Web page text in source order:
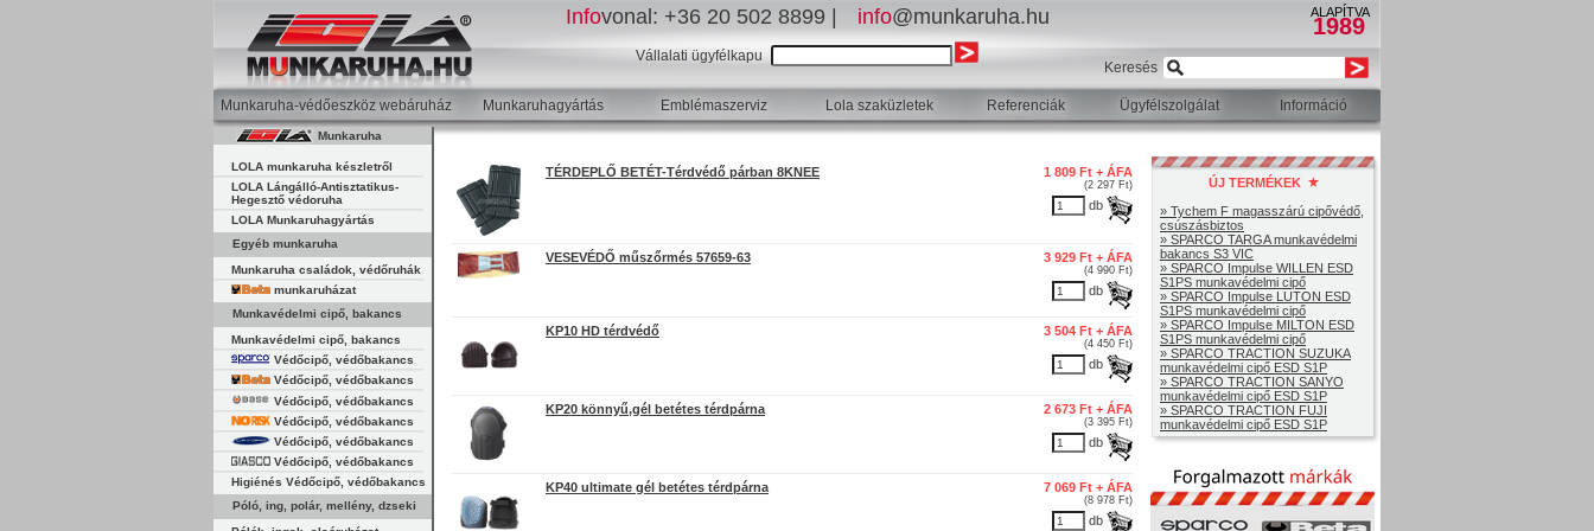
Infovonal: +36 20 502 8899 | info@munkaruha.hu
Vállalati ügyfélkapu
ALAPÍTVA
1989
Keresés
Munkaruha-védőeszköz webáruház Munkaruhagyártás Emblémaszerviz Lola szaküzletek Referenciák Ügyfélszolgálat Információ
Munkaruha
LOLA munkaruha készletről
LOLA Lángálló-Antisztatikus-
Hegesztő védoruha
LOLA Munkaruhagyártás
Egyéb munkaruha
Munkaruha családok, védőruhák
munkaruházat
Munkavédelmi cipő, bakancs
Munkavédelmi cipő, bakancs
Védőcipő, védőbakancs
Védőcipő, védőbakancs
Védőcipő, védőbakancs
Védőcipő, védőbakancs
Védőcipő, védőbakancs
Védőcipő, védőbakancs
Higiénés Védőcipő, védőbakancs
Póló, ing, polár, mellény, dzseki
TÉRDEPLŐ BETÉT-Térdvédő párban 8KNEE 1 809 Ft + ÁFA
(2 297 Ft)
db
VESEVÉDŐ műszőrmés 57659-63 3 929 Ft + ÁFA
(4 990 Ft)
db
KP10 HD térdvédő 3 504 Ft + ÁFA
(4 450 Ft)
db
KP20 könnyű,gél betétes térdpárna 2 673 Ft + ÁFA
(3 395 Ft)
db
KP40 ultimate gél betétes térdpárna 7 069 Ft + ÁFA
(8 978 Ft)
db
ÚJ TERMÉKEK
» Tychem F magasszárú cipővédő,
csúszásbiztos
» SPARCO TARGA munkavédelmi
bakancs S3 VIC
» SPARCO Impulse WILLEN ESD
S1PS munkavédelmi cipő
» SPARCO Impulse LUTON ESD
S1PS munkavédelmi cipő
» SPARCO Impulse MILTON ESD
S1PS munkavédelmi cipő
» SPARCO TRACTION SUZUKA
munkavédelmi cipő ESD S1P
» SPARCO TRACTION SANYO
munkavédelmi cipő ESD S1P
» SPARCO TRACTION FUJI
munkavédelmi cipő ESD S1P